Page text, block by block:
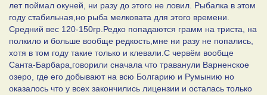
лет поймал окуней, ни разу до этого не ловил. Рыбалка в этом
году стабильная,но рыба мелковата для этого времени.
Средний вес 120-150гр.Редко попадаются грамм на триста, на
полкило и больше вообще редкость,мне ни разу не попались,
хотя в том году такие только и клевали.С червём вообще
Санта-Барбара,говорили сначала что траванули Варненское
озеро, где его добывают на всю Болгарию и Румынию но
оказалось что у всех закончились лицензии и осталась только